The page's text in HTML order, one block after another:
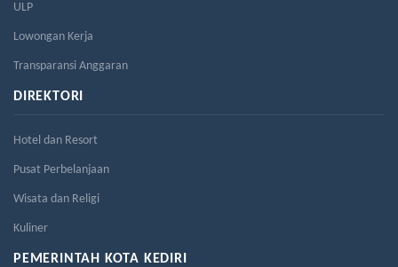
ULP
Lowongan Kerja
Transparansi Anggaran
DIREKTORI
Hotel dan Resort
Pusat Perbelanjaan
Wisata dan Religi
Kuliner
PEMERINTAH KOTA KEDIRI